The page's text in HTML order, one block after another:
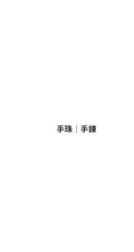
手珠｜手鍊